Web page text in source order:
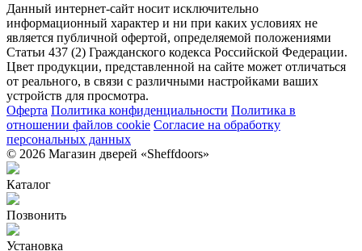
Данный интернет-сайт носит исключительно
информационный характер и ни при каких условиях не
является публичной офертой, определяемой положениями
Статьи 437 (2) Гражданского кодекса Российской Федерации.
Цвет продукции, представленной на сайте может отличаться
от реального, в связи с различными настройками ваших
устройств для просмотра.
Оферта Политика конфиденциальности Политика в
отношении файлов cookie Согласие на обработку
персональных данных
© 2026 Магазин дверей «Sheffdoors»
Каталог
Позвонить
Установка